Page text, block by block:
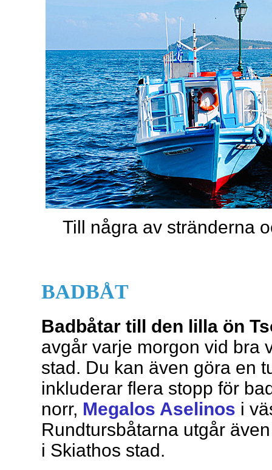
Till några av stränderna
BADBÅT
Badbåtar till den lilla ön
avgår varje morgon vid bra
stad. Du kan även göra en
inkluderar flera stopp för
norr, Megalos Aselinos i
Rundtursbåtarna utgår
i Skiathos stad.